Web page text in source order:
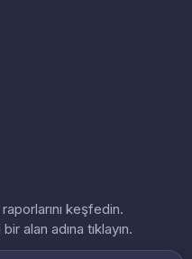
keşfedin.
alan adına tıklayın.